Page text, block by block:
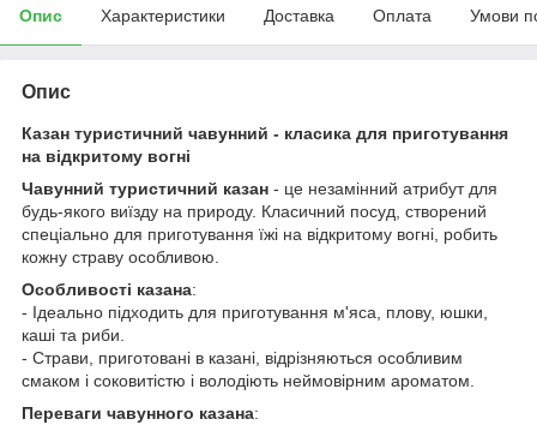
Опис Характеристики Доставка Оплата Умови
Опис
Казан туристичний чавунний - класика для приготування
на відкритому вогні
Чавунний туристичний казан - це незамінний атрибут для
будь-якого виїзду на природу. Класичний посуд, створений
спеціально для приготування їжі на відкритому вогні, робить
кожну страву особливою.
Особливості казана:
- Ідеально підходить для приготування м'яса, плову, юшки,
каші та риби.
- Страви, приготовані в казані, відрізняються особливим
смаком і соковитістю і володіють неймовірним ароматом.
Переваги чавунного казана: